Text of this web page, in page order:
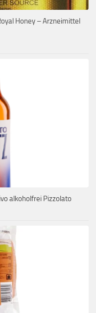
Honey – Arzneimittel
alkoholfrei Pizzolato